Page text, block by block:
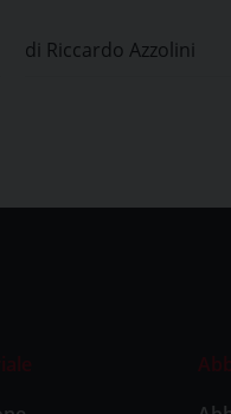
di Riccardo Azzolini